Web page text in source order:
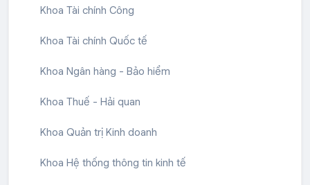
Khoa Tài chính Công
Khoa Tài chính Quốc tế
Khoa Ngân hàng - Bảo hiểm
Khoa Thuế - Hải quan
Khoa Quản trị Kinh doanh
Khoa Hệ thống thông tin kinh tế